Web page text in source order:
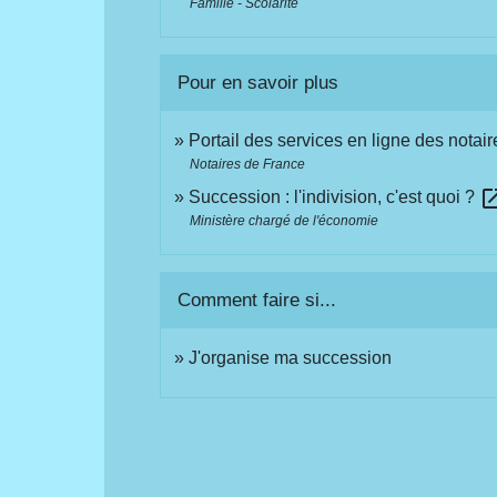
Pour en savoir plus
Portail des services en ligne des
Notaires de France
Succession : l'indivision, c'est quoi ?
Ministère chargé de l'économie
Comment faire si...
J'organise ma succession